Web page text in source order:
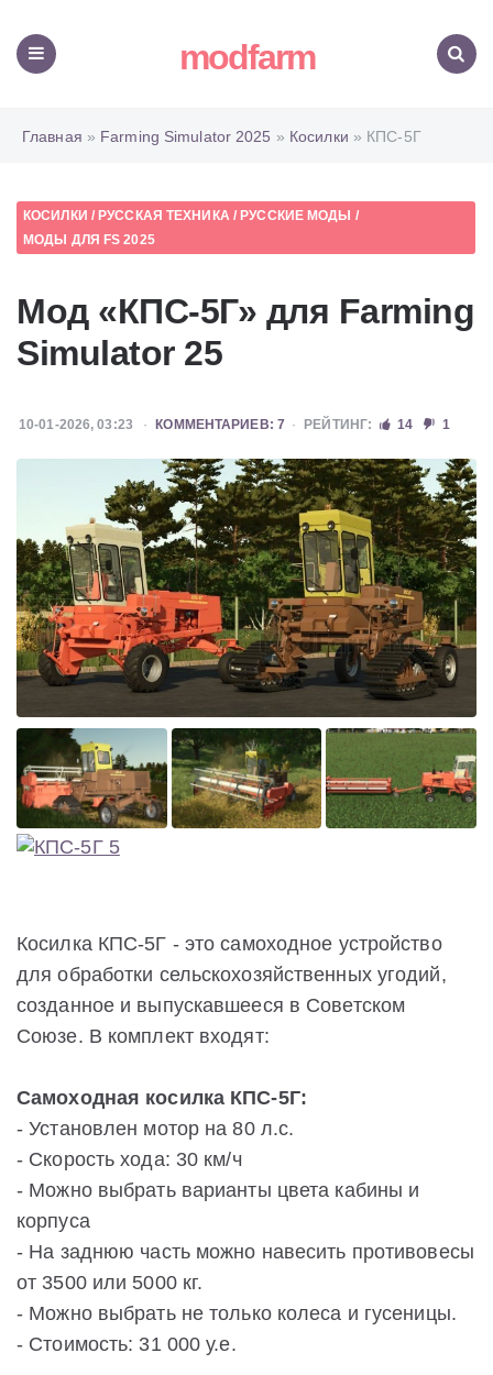
modfarm
Главная » Farming Simulator 2025 » Косилки » КПС-5Г
КОСИЛКИ / РУССКАЯ ТЕХНИКА/ РУССКИЕ МОДЫ /
МОДЫ ДЛЯ FS 2025
Мод «КПС-5Г» для Farming
Simulator 25
10-01-2026, 03:23 КОММЕНТАРИЕВ: 7 РЕЙТИНГ: 14 1
Косилка КПС-5Г - это самоходное устройство
для обработки сельскохозяйственных угодий,
созданное и выпускавшееся в Советском
Союзе. В комплект входят:
Самоходная косилка КПС-5Г:
- Установлен мотор на 80 л.с.
- Скорость хода: 30 км/ч
- Можно выбрать варианты цвета кабины и
корпуса
- На заднюю часть можно навесить противовесы
от 3500 или 5000 кг.
- Можно выбрать не только колеса и гусеницы.
- Стоимость: 31 000 у.е.